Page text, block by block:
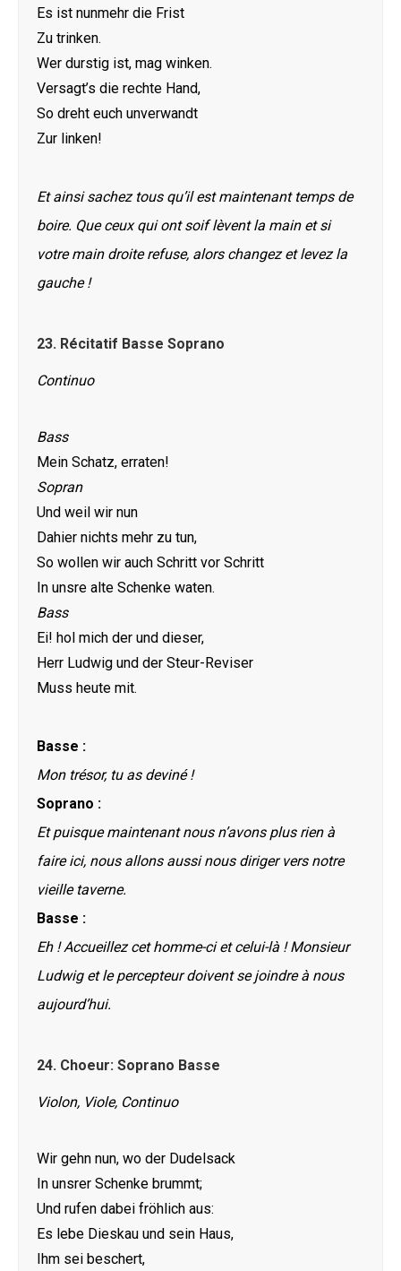
Es ist nunmehr die Frist
Zu trinken.
Wer durstig ist, mag winken.
Versagt’s die rechte Hand,
So dreht euch unverwandt
Zur linken!
Et ainsi sachez tous qu’il est maintenant temps de
boire. Que ceux qui ont soif lèvent la main et si
votre main droite refuse, alors changez et levez la
gauche !
23. Récitatif Basse Soprano
Continuo
Bass
Mein Schatz, erraten!
Sopran
Und weil wir nun
Dahier nichts mehr zu tun,
So wollen wir auch Schritt vor Schritt
In unsre alte Schenke waten.
Bass
Ei! hol mich der und dieser,
Herr Ludwig und der Steur-Reviser
Muss heute mit.
Basse :
Mon trésor, tu as deviné !
Soprano :
Et puisque maintenant nous n’avons plus rien à
faire ici, nous allons aussi nous diriger vers notre
vieille taverne.
Basse :
Eh ! Accueillez cet homme-ci et celui-là ! Monsieur
Ludwig et le percepteur doivent se joindre à nous
aujourd’hui.
24. Choeur: Soprano Basse
Violon, Viole, Continuo
Wir gehn nun, wo der Dudelsack
In unsrer Schenke brummt;
Und rufen dabei fröhlich aus:
Es lebe Dieskau und sein Haus,
Ihm sei beschert,